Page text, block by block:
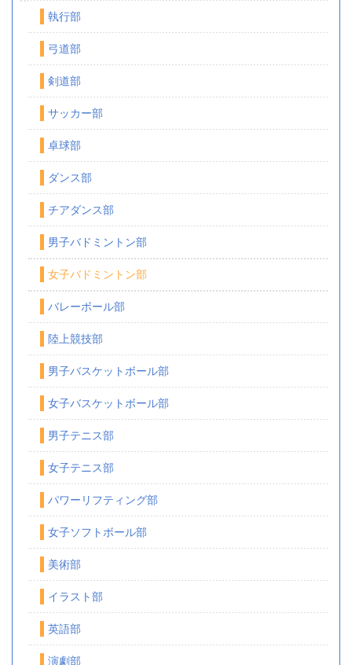
執行部
弓道部
剣道部
サッカー部
卓球部
ダンス部
チアダンス部
男子バドミントン部
女子バドミントン部
バレーボール部
陸上競技部
男子バスケットボール部
女子バスケットボール部
男子テニス部
女子テニス部
パワーリフティング部
女子ソフトボール部
美術部
イラスト部
英語部
演劇部